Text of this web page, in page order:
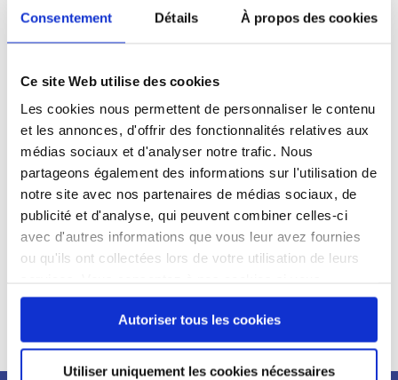
Consentement Détails À propos des cookies
Ce site Web utilise des cookies
Les cookies nous permettent de personnaliser le contenu
et les annonces, d'offrir des fonctionnalités relatives aux
médias sociaux et d'analyser notre trafic. Nous
partageons également des informations sur l'utilisation de
notre site avec nos partenaires de médias sociaux, de
publicité et d'analyse, qui peuvent combiner celles-ci
avec d'autres informations que vous leur avez fournies
ou qu'ils ont collectées lors de votre utilisation de leurs
continuez à utiliser notre site Web.
Autoriser tous les cookies
Utiliser uniquement les cookies nécessaires
candidat
Qualifications et diplômes :
Profil recherché :
Expérience :
Processus
de
recrutement